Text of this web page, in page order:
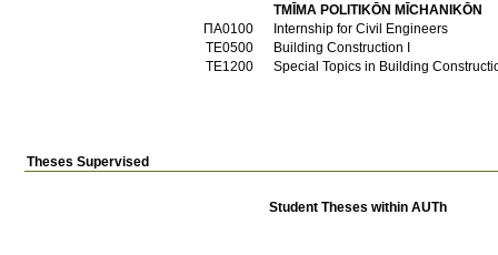
TMĪMA POLITIKŌN MĪCΗANIKŌN
ΠΑ0100
Internship for Civil Engineers
ΤΕ0500
Building Construction I
ΤΕ1200
Special Topics in Building
Theses Supervised
Student Theses within AUTh